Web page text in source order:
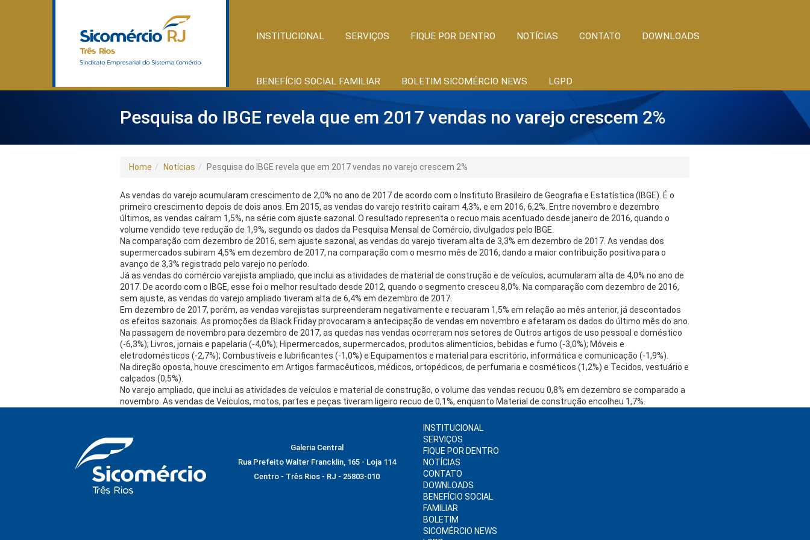
INSTITUCIONAL SERVIÇOS FIQUE POR DENTRO NOTÍCIAS CONTATO DOWNLOADS
BENEFÍCIO SOCIAL FAMILIAR BOLETIM SICOMÉRCIO NEWS LGPD
Pesquisa do IBGE revela que em 2017 vendas no varejo crescem 2%
Home Notícias Pesquisa do IBGE revela que em 2017 vendas no varejo crescem 2%
As vendas do varejo acumularam crescimento de 2,0% no ano de 2017 de acordo com o Instituto Brasileiro de Geografia e Estatística (IBGE). É o
primeiro crescimento depois de dois anos. Em 2015, as vendas do varejo restrito caíram 4,3%, e em 2016, 6,2%. Entre novembro e dezembro
últimos, as vendas caíram 1,5%, na série com ajuste sazonal. O resultado representa o recuo mais acentuado desde janeiro de 2016, quando o
volume vendido teve redução de 1,9%, segundo os dados da Pesquisa Mensal de Comércio, divulgados pelo IBGE.
Na comparação com dezembro de 2016, sem ajuste sazonal, as vendas do varejo tiveram alta de 3,3% em dezembro de 2017. As vendas dos
supermercados subiram 4,5% em dezembro de 2017, na comparação com o mesmo mês de 2016, dando a maior contribuição positiva para o
avanço de 3,3% registrado pelo varejo no período.
Já as vendas do comércio varejista ampliado, que inclui as atividades de material de construção e de veículos, acumularam alta de 4,0% no ano de
2017. De acordo com o IBGE, esse foi o melhor resultado desde 2012, quando o segmento cresceu 8,0%. Na comparação com dezembro de 2016,
sem ajuste, as vendas do varejo ampliado tiveram alta de 6,4% em dezembro de 2017.
Em dezembro de 2017, porém, as vendas varejistas surpreenderam negativamente e recuaram 1,5% em relação ao mês anterior, já descontados
os efeitos sazonais. As promoções da Black Friday provocaram a antecipação de vendas em novembro e afetaram os dados do último mês do ano.
Na passagem de novembro para dezembro de 2017, as quedas nas vendas ocorreram nos setores de Outros artigos de uso pessoal e doméstico
(-6,3%); Livros, jornais e papelaria (-4,0%); Hipermercados, supermercados, produtos alimentícios, bebidas e fumo (-3,0%); Móveis e
eletrodomésticos (-2,7%); Combustíveis e lubrificantes (-1,0%) e Equipamentos e material para escritório, informática e comunicação (-1,9%).
Na direção oposta, houve crescimento em Artigos farmacêuticos, médicos, ortopédicos, de perfumaria e cosméticos (1,2%) e Tecidos, vestuário e
calçados (0,5%).
No varejo ampliado, que inclui as atividades de veículos e material de construção, o volume das vendas recuou 0,8% em dezembro se comparado a
novembro. As vendas de Veículos, motos, partes e peças tiveram ligeiro recuo de 0,1%, enquanto Material de construção encolheu 1,7%.
Galeria Central
Rua Prefeito Walter Francklin, 165 - Loja 114
Centro - Três Rios - RJ - 25803-010
INSTITUCIONAL
SERVIÇOS
FIQUE POR DENTRO
NOTÍCIAS
CONTATO
DOWNLOADS
BENEFÍCIO SOCIAL
FAMILIAR
BOLETIM
SICOMÉRCIO NEWS